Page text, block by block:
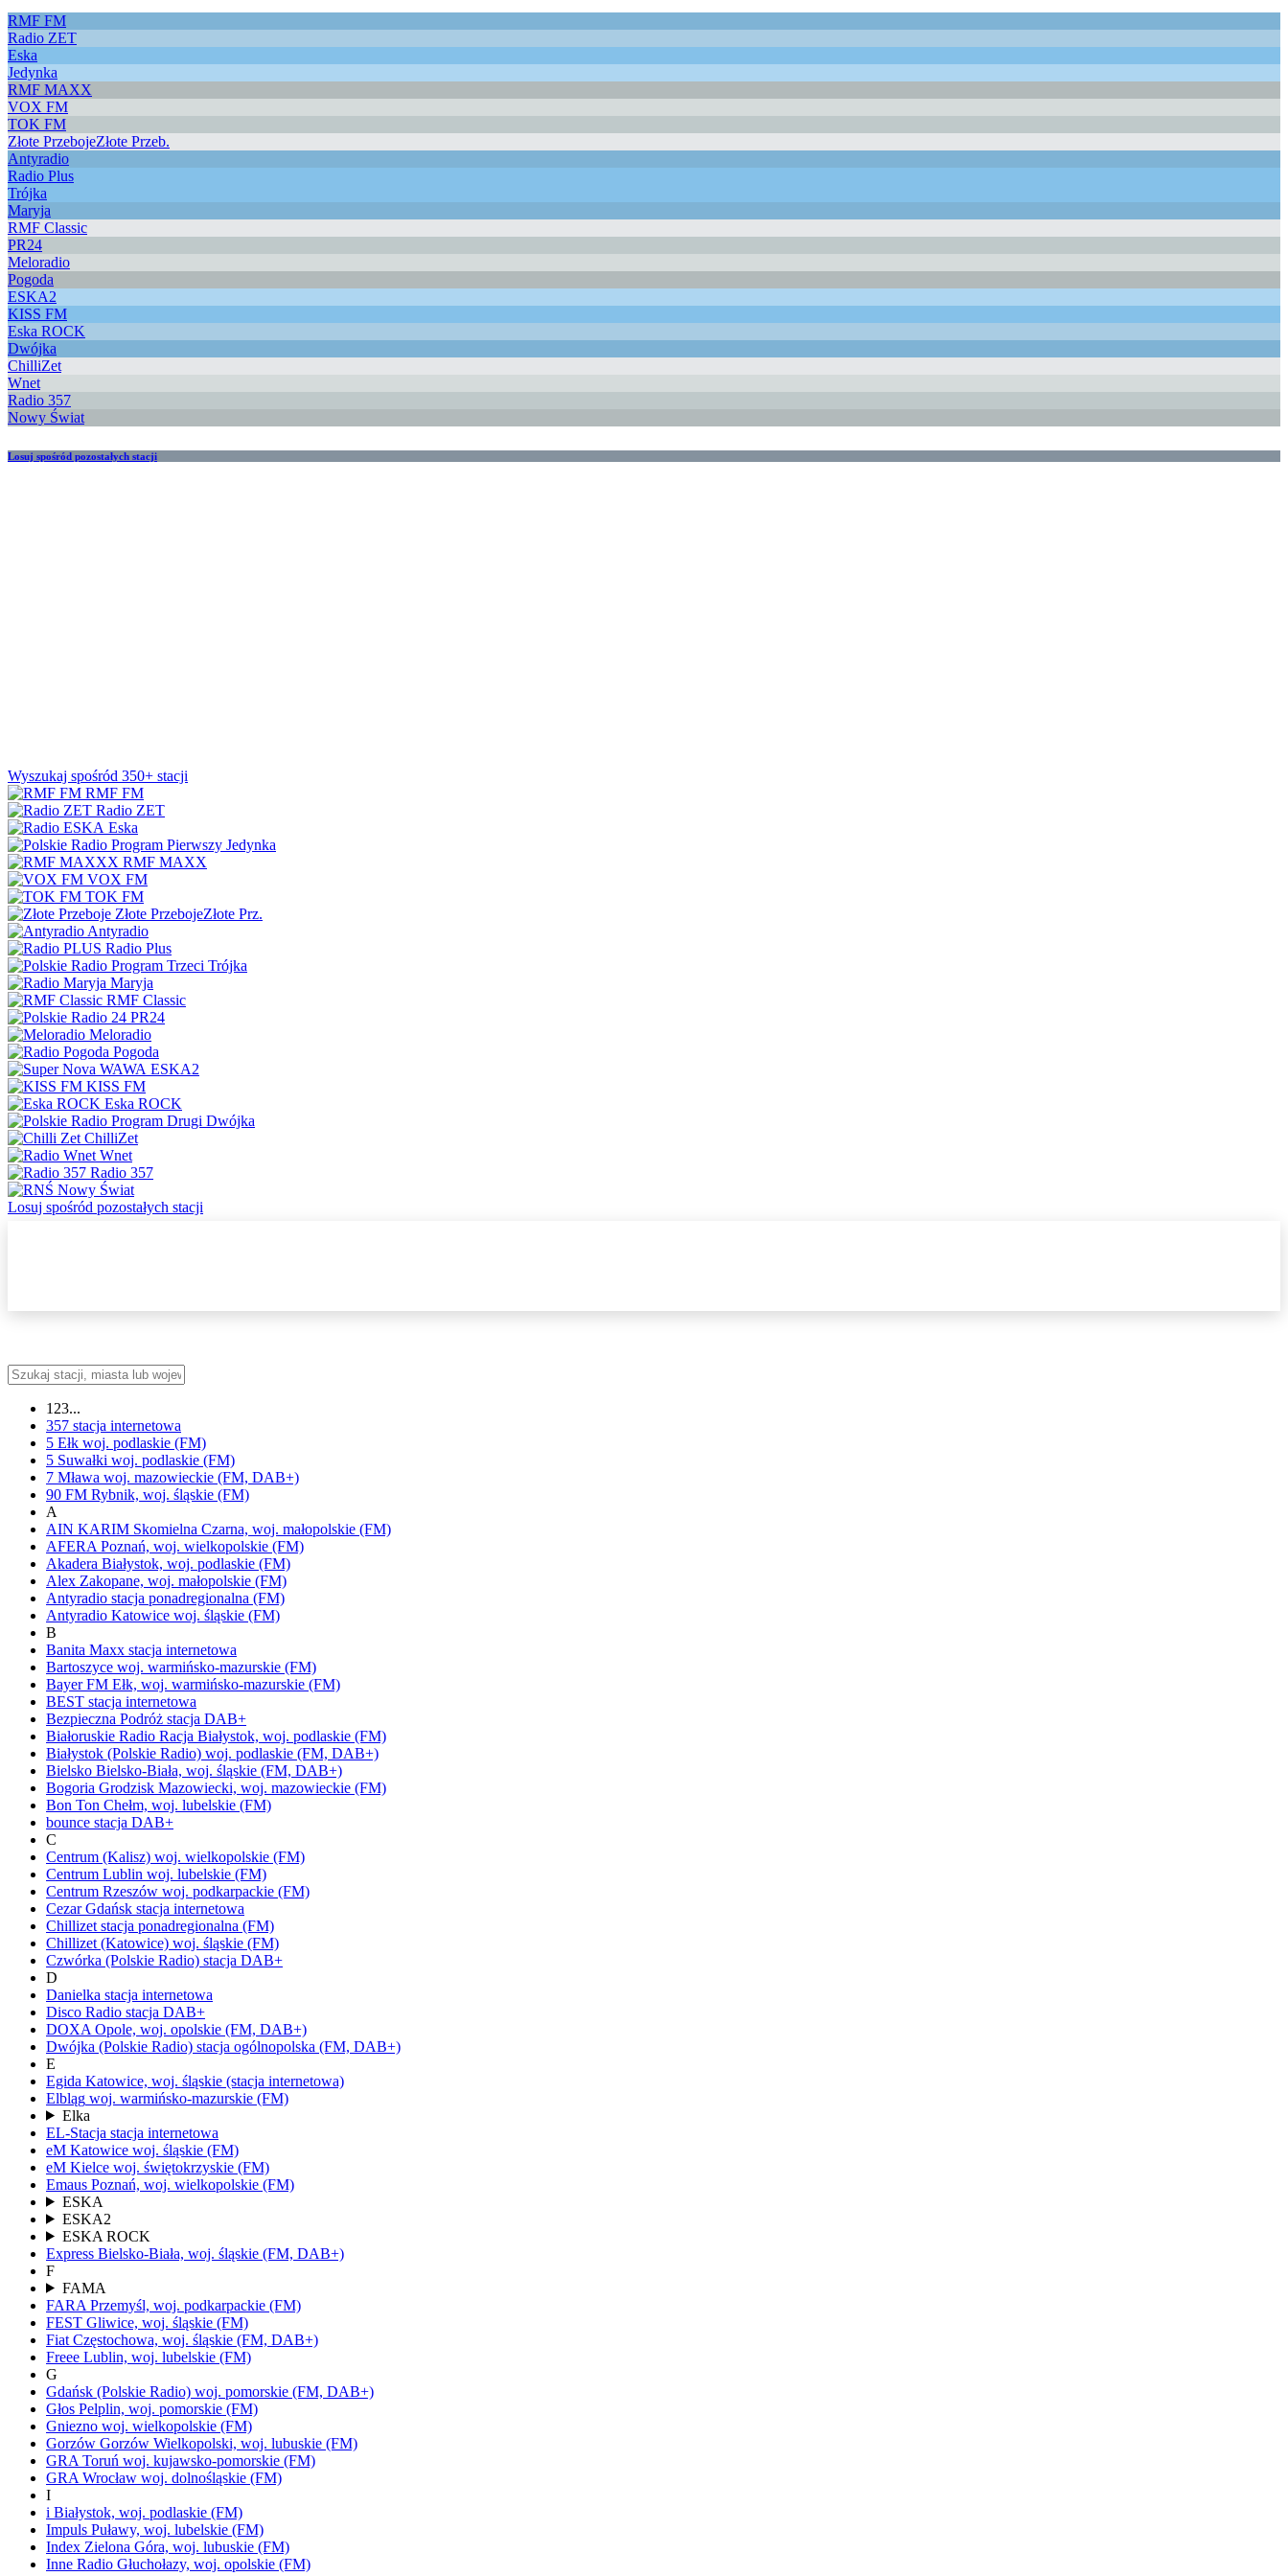
RMF FM
Radio ZET
Eska
Jedynka
RMF MAXX
VOX FM
TOK FM
Złote PrzebojeZłote Przeb.
Antyradio
Radio Plus
Trójka
Maryja
RMF Classic
PR24
Meloradio
Pogoda
ESKA2
KISS FM
Eska ROCK
Dwójka
ChilliZet
Wnet
Radio 357
Nowy Świat
Losuj spośród pozostałych stacji
Wyszukaj spośród 350+ stacji
RMF FM
Radio ZET
Eska
Jedynka
RMF MAXX
VOX FM
TOK FM
Złote PrzebojeZłote Prz.
Antyradio
Radio Plus
Trójka
Maryja
RMF Classic
PR24
Meloradio
Pogoda
ESKA2
KISS FM
Eska ROCK
Dwójka
ChilliZet
Wnet
Radio 357
Nowy Świat
Losuj spośród pozostałych stacji
123...
357 stacja internetowa
5 Ełk woj. podlaskie (FM)
5 Suwałki woj. podlaskie (FM)
7 Mława woj. mazowieckie (FM, DAB+)
90 FM Rybnik, woj. śląskie (FM)
A
AIN KARIM Skomielna Czarna, woj. małopolskie (FM)
AFERA Poznań, woj. wielkopolskie (FM)
Akadera Białystok, woj. podlaskie (FM)
Alex Zakopane, woj. małopolskie (FM)
Antyradio stacja ponadregionalna (FM)
Antyradio Katowice woj. śląskie (FM)
B
Banita Maxx stacja internetowa
Bartoszyce woj. warmińsko-mazurskie (FM)
Bayer FM Ełk, woj. warmińsko-mazurskie (FM)
BEST stacja internetowa
Bezpieczna Podróż stacja DAB+
Białoruskie Radio Racja Białystok, woj. podlaskie (FM)
Białystok (Polskie Radio) woj. podlaskie (FM, DAB+)
Bielsko Bielsko-Biała, woj. śląskie (FM, DAB+)
Bogoria Grodzisk Mazowiecki, woj. mazowieckie (FM)
Bon Ton Chełm, woj. lubelskie (FM)
bounce stacja DAB+
C
Centrum (Kalisz) woj. wielkopolskie (FM)
Centrum Lublin woj. lubelskie (FM)
Centrum Rzeszów woj. podkarpackie (FM)
Cezar Gdańsk stacja internetowa
Chillizet stacja ponadregionalna (FM)
Chillizet (Katowice) woj. śląskie (FM)
Czwórka (Polskie Radio) stacja DAB+
D
Danielka stacja internetowa
Disco Radio stacja DAB+
DOXA Opole, woj. opolskie (FM, DAB+)
Dwójka (Polskie Radio) stacja ogólnopolska (FM, DAB+)
E
Egida Katowice, woj. śląskie (stacja internetowa)
Elbląg woj. warmińsko-mazurskie (FM)
Elka
EL-Stacja stacja internetowa
eM Katowice woj. śląskie (FM)
eM Kielce woj. świętokrzyskie (FM)
Emaus Poznań, woj. wielkopolskie (FM)
ESKA
ESKA2
ESKA ROCK
Express Bielsko-Biała, woj. śląskie (FM, DAB+)
F
FAMA
FARA Przemyśl, woj. podkarpackie (FM)
FEST Gliwice, woj. śląskie (FM)
Fiat Częstochowa, woj. śląskie (FM, DAB+)
Freee Lublin, woj. lubelskie (FM)
G
Gdańsk (Polskie Radio) woj. pomorskie (FM, DAB+)
Głos Pelplin, woj. pomorskie (FM)
Gniezno woj. wielkopolskie (FM)
Gorzów Gorzów Wielkopolski, woj. lubuskie (FM)
GRA Toruń woj. kujawsko-pomorskie (FM)
GRA Wrocław woj. dolnośląskie (FM)
I
i Białystok, woj. podlaskie (FM)
Impuls Puławy, woj. lubelskie (FM)
Index Zielona Góra, woj. lubuskie (FM)
Inne Radio Głuchołazy, woj. opolskie (FM)